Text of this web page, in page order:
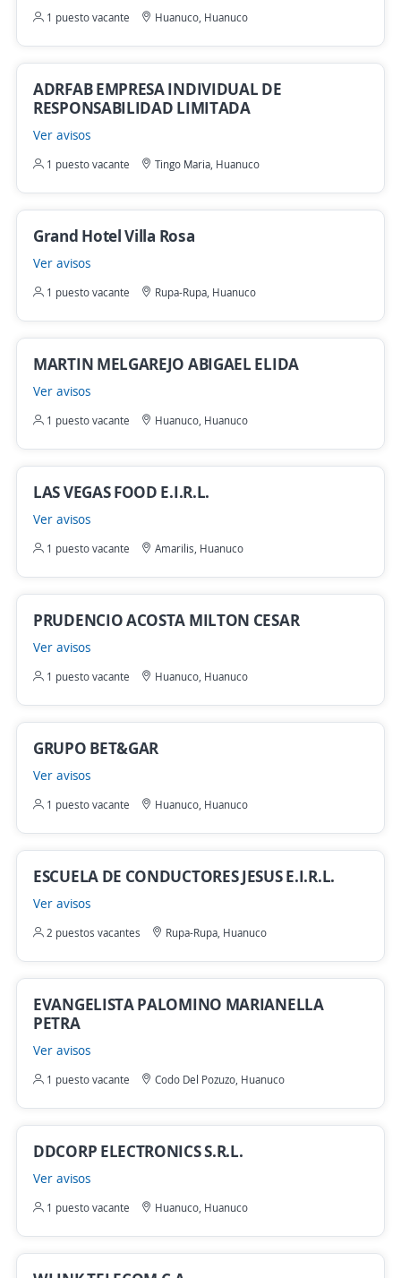
1 puesto vacante Huanuco, Huanuco
ADRFAB EMPRESA INDIVIDUAL DE
RESPONSABILIDAD LIMITADA
Ver avisos
1 puesto vacante Tingo Maria, Huanuco
Grand Hotel Villa Rosa
Ver avisos
1 puesto vacante Rupa-Rupa, Huanuco
MARTIN MELGAREJO ABIGAEL ELIDA
Ver avisos
1 puesto vacante Huanuco, Huanuco
LAS VEGAS FOOD E.I.R.L.
Ver avisos
1 puesto vacante Amarilis, Huanuco
PRUDENCIO ACOSTA MILTON CESAR
Ver avisos
1 puesto vacante Huanuco, Huanuco
GRUPO BET&GAR
Ver avisos
1 puesto vacante Huanuco, Huanuco
ESCUELA DE CONDUCTORES JESUS E.I.R.L.
Ver avisos
2 puestos vacantes Rupa-Rupa, Huanuco
EVANGELISTA PALOMINO MARIANELLA
PETRA
Ver avisos
1 puesto vacante Codo Del Pozuzo, Huanuco
DDCORP ELECTRONICS S.R.L.
Ver avisos
1 puesto vacante Huanuco, Huanuco